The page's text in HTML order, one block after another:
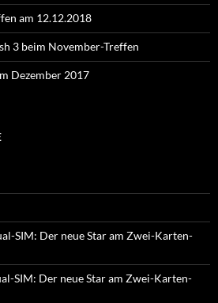
am 12.12.2018
3 beim November-Treffen
Dezember 2017
SIM: Der neue Star am Zwei-Karten-
SIM: Der neue Star am Zwei-Karten-